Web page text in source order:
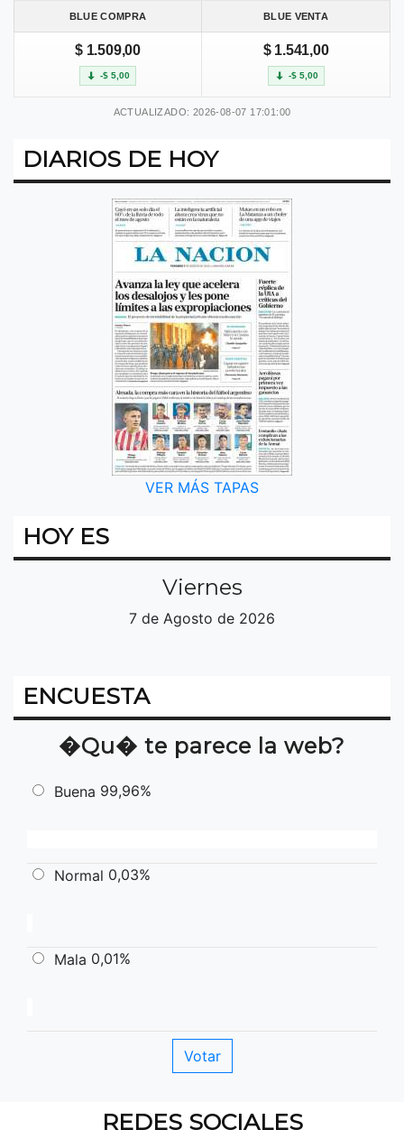
BLUE COMPRA BLUE VENTA
$ 1.509,00
-$ 5,00
$ 1.541,00
-$ 5,00
ACTUALIZADO: 2026-08-07 17:01:00
DIARIOS DE HOY
VER MÁS TAPAS
HOY ES
Viernes
7 de Agosto de 2026
ENCUESTA
�Qu� te parece la web?
Buena 99,96%
Normal 0,03%
Mala 0,01%
REDES SOCIALES